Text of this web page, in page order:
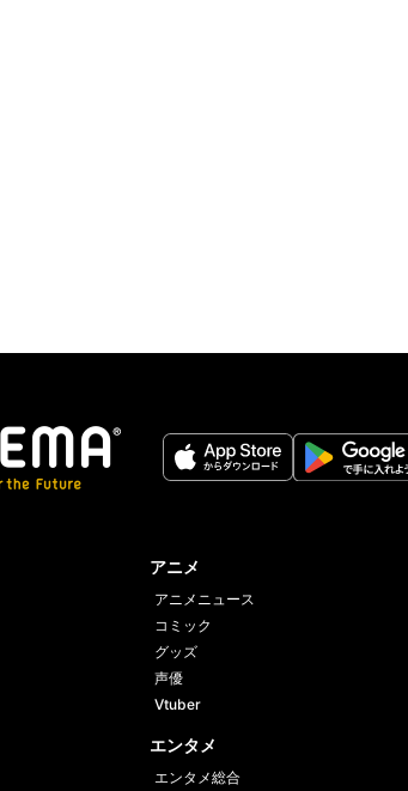
アニメ
アニメニュース
コミック
グッズ
声優
Vtuber
エンタメ
エンタメ総合